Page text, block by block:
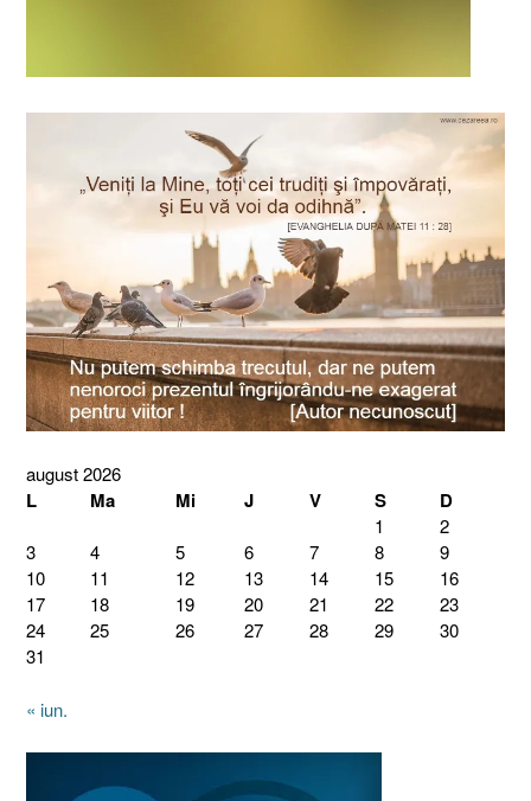
august 2026
L Ma Mi J V S D
1
2
3
4 5 6 7 8
9
10
11 12 13 14 15
16
17
18 19 20 21 22
23
24
25 26 27 28 29
30
31
« iun.